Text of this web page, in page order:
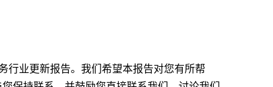
行业更新报告。我们希望本报告对您有所帮